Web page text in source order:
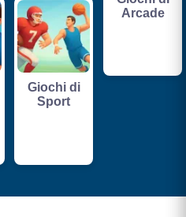
Arcade
Giochi di
Sport